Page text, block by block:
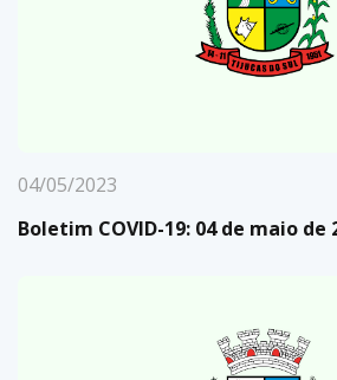
04/05/2023
Boletim COVID-19: 04 de maio de